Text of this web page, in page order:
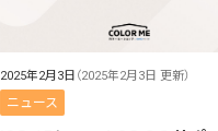
2025年2月3日 （2025年2月3日 更新）
ニュース